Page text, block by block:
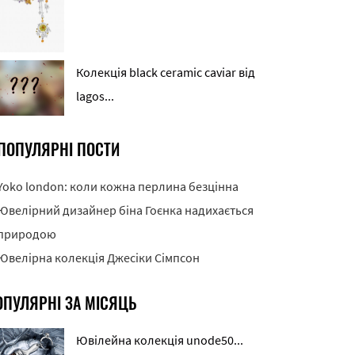
Колекція black ceramic caviar від
lagos...
ПОСТИ
london: коли кожна перлина безцінна
дизайнер біна Гоєнка надихається
колекція Джесіки Сімпсон
ЗА МІСЯЦЬ
Ювілейна колекція unode50...